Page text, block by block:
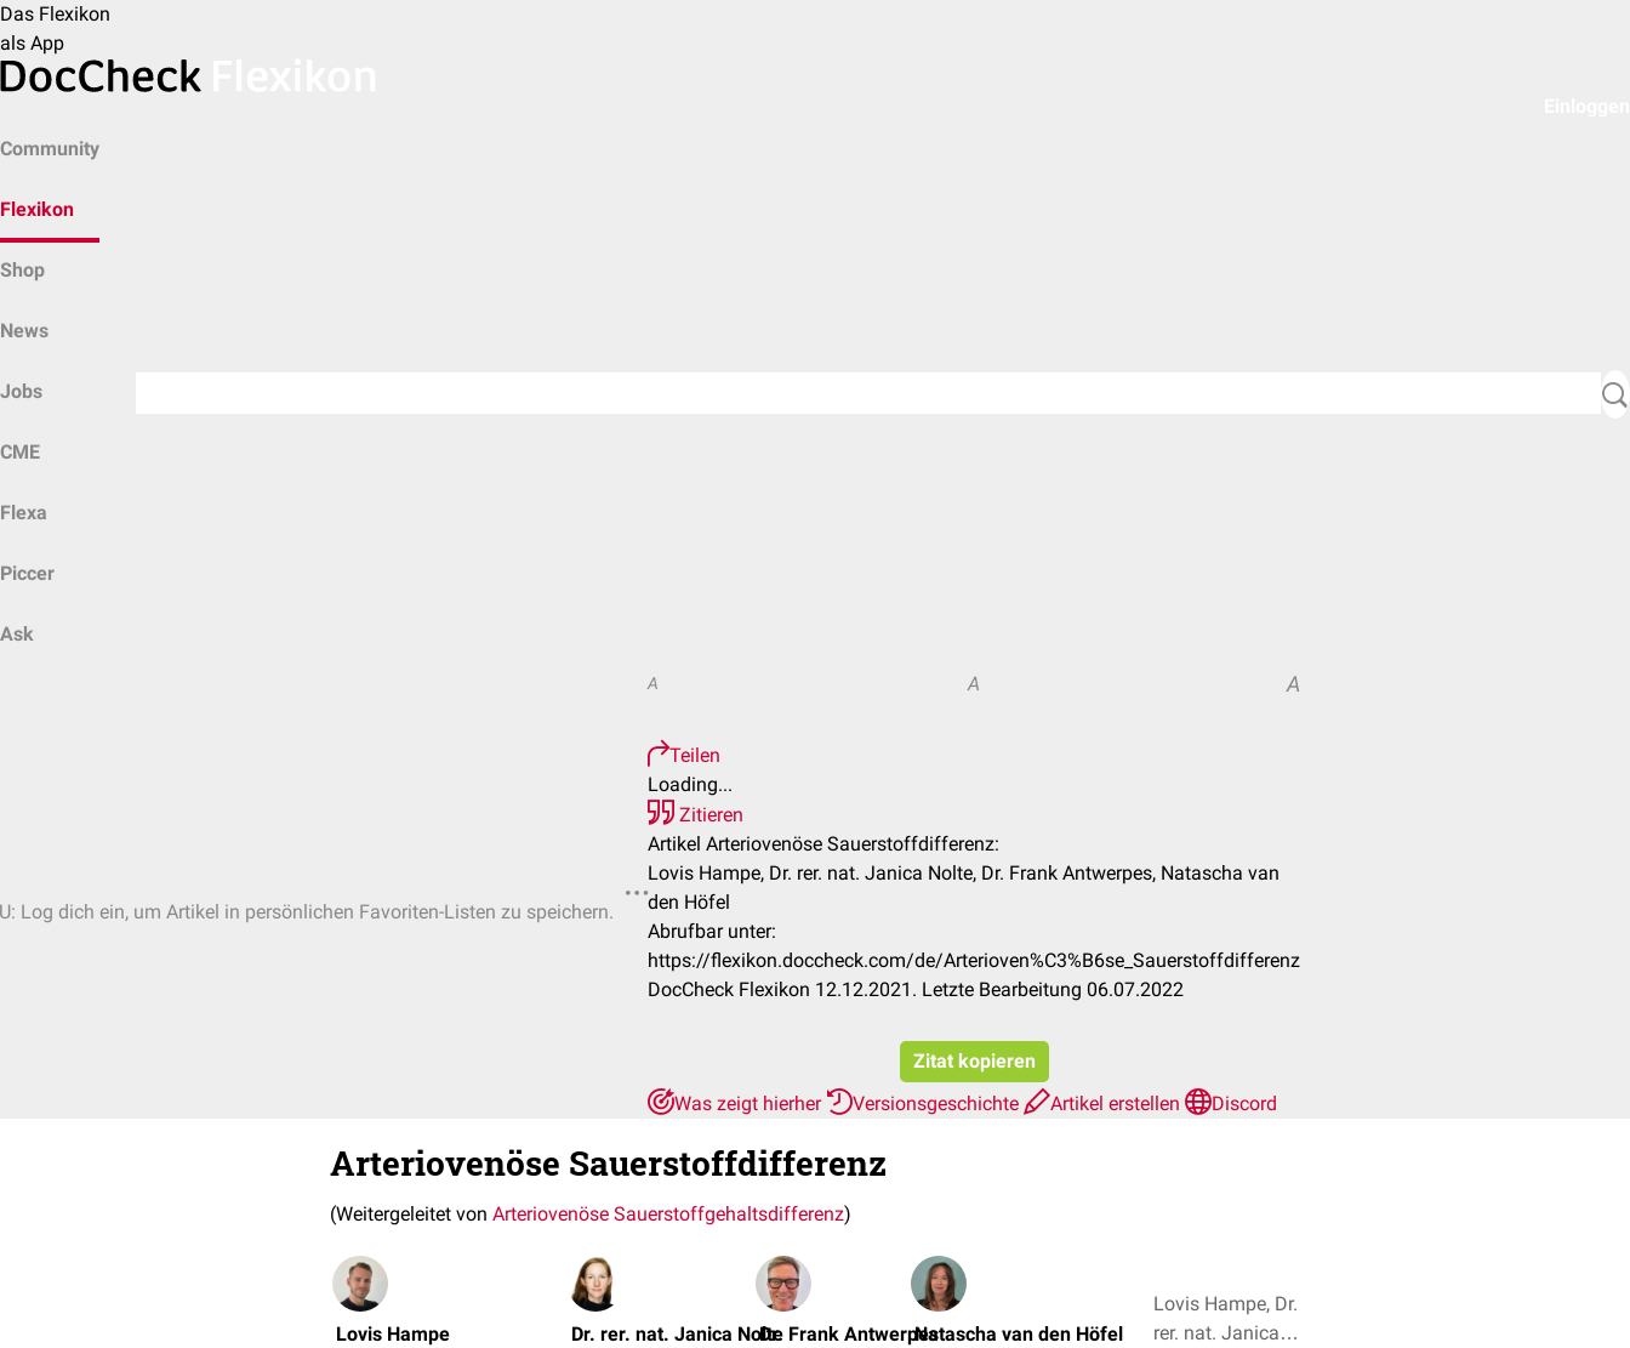
Das Flexikon
als App
Community
Flexikon
Shop
News
Jobs
CME
Flexa
Piccer
Ask
Log dich ein, um Artikel in persönlichen Favoriten-Listen zu speichern.
A A A
Teilen
Loading...
Zitieren
Artikel Arteriovenöse Sauerstoffdifferenz:
Lovis Hampe, Dr. rer. nat. Janica Nolte, Dr. Frank Antwerpes, Natascha van
den Höfel
Abrufbar unter:
https://flexikon.doccheck.com/de/Arterioven%C3%B6se_Sauerstoffdifferenz
DocCheck Flexikon 12.12.2021. Letzte Bearbeitung 06.07.2022
Zitat kopieren
Was zeigt hierher
Versionsgeschichte Artikel erstellen Discord
Arteriovenöse Sauerstoffdifferenz
(Weitergeleitet von Arteriovenöse Sauerstoffgehaltsdifferenz)
Lovis Hampe Dr. rer. nat. Janica NolteDr. Frank AntwerpesNatascha van den Höfel
Lovis Hampe, Dr.
rer. nat. Janica